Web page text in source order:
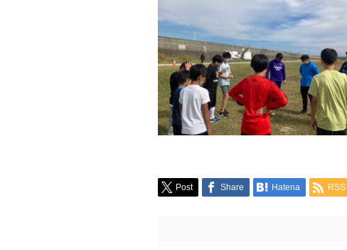
Post Share Hatena RSS